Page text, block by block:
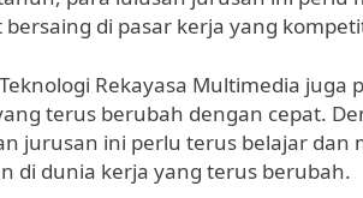
di pasar kerja yang
Rekayasa Multimedia juga
terus berubah dengan cepat.
jurusan ini perlu terus belajar
di dunia kerja yang terus berubah.